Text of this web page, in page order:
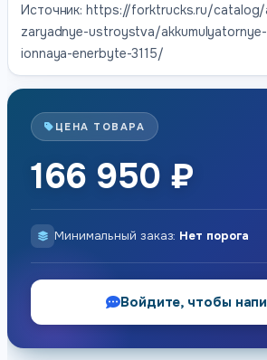
Источник: https://forktrucks.ru/catalog/
zaryadnye-ustroystva/
ionnaya-enerbyte-3115/
ЦЕНА ТОВАРА
166 950 ₽
Минимальный заказ: Нет порога
Войдите, чтобы